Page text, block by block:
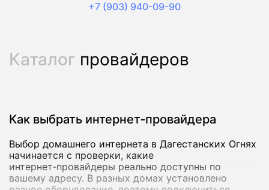
+7 (903) 940-09-90
Каталог провайдеров
Как выбрать интернет‑провайдера
Выбор домашнего интернета в Дагестанских Огнях
начинается с проверки, какие
интернет‑провайдеры реально доступны по
вашему адресу. В разных домах установлено